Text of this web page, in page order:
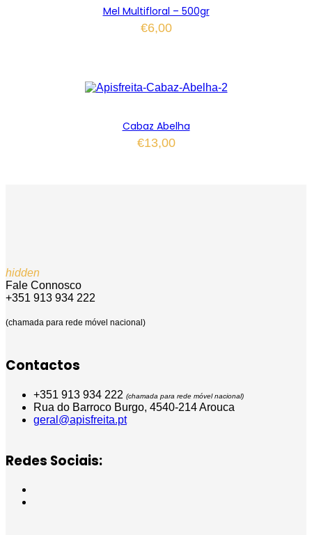
Mel Multifloral – 500gr
€6,00
Cabaz Abelha
€13,00
hidden
Fale Connosco
+351 913 934 222
(chamada para rede móvel nacional)
Contactos
+351 913 934 222 (chamada para rede móvel nacional)
Rua do Barroco Burgo, 4540-214 Arouca
geral@apisfreita.pt
Redes Sociais: